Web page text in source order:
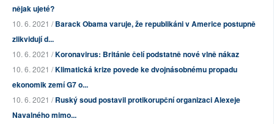
nějak ujeté?
10. 6. 2021 /Barack Obama varuje, že republikáni v Americe postupně
zlikvidují d...
10. 6. 2021 /Koronavirus: Británie čelí podstatně nové vlně nákaz
10. 6. 2021 /Klimatická krize povede ke dvojnásobnému propadu
ekonomik zemí G7 o...
10. 6. 2021 /Ruský soud postavil protikorupční organizaci Alexeje
Navalného mimo...